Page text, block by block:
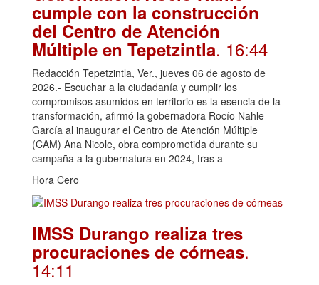
cumple con la construcción
del Centro de Atención
Múltiple en Tepetzintla. 16:44
Redacción Tepetzintla, Ver., jueves 06 de agosto de
2026.- Escuchar a la ciudadanía y cumplir los
compromisos asumidos en territorio es la esencia de la
transformación, afirmó la gobernadora Rocío Nahle
García al inaugurar el Centro de Atención Múltiple
(CAM) Ana Nicole, obra comprometida durante su
campaña a la gubernatura en 2024, tras a
Hora Cero
IMSS Durango realiza tres
procuraciones de córneas.
14:11